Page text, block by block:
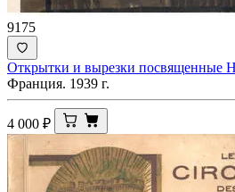
9175
Открытки и вырезки посвященные
Франция. 1939 г.
4 000 ₽